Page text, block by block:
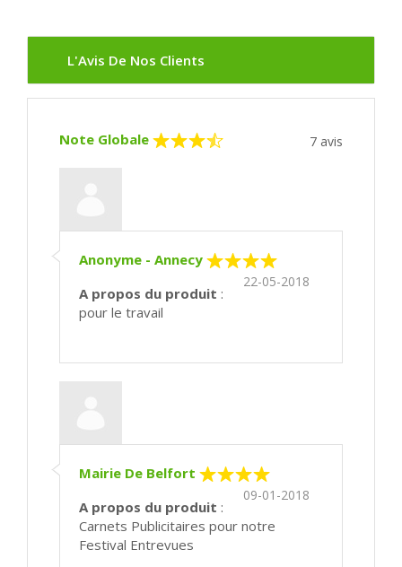
L'Avis De Nos Clients
Note Globale 7 avis
Anonyme - Annecy
22-05-2018
A propos du produit :
pour le travail
Mairie De Belfort
09-01-2018
A propos du produit :
Carnets Publicitaires pour notre
Festival Entrevues